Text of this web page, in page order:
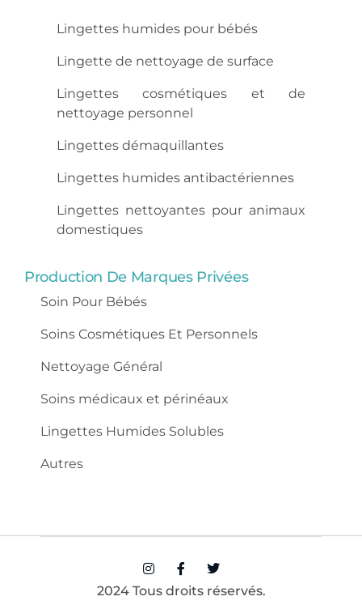
Lingettes humides pour bébés
Lingette de nettoyage de surface
Lingettes cosmétiques et de
nettoyage personnel
Lingettes démaquillantes
Lingettes humides antibactériennes
Lingettes nettoyantes pour animaux
domestiques
Production De Marques Privées
Soin Pour Bébés
Soins Cosmétiques Et Personnels
Nettoyage Général
Soins médicaux et périnéaux
Lingettes Humides Solubles
Autres
2024 Tous droits réservés.